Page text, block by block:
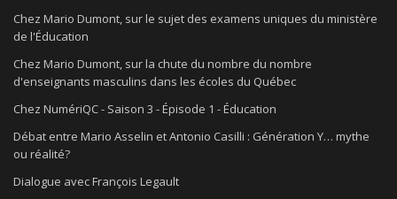
Chez Mario Dumont, sur le sujet des examens uniques du ministère
de l'Éducation
Chez Mario Dumont, sur la chute du nombre du nombre
d'enseignants masculins dans les écoles du Québec
Chez NumériQC - Saison 3 - Épisode 1 - Éducation
Débat entre Mario Asselin et Antonio Casilli : Génération Y… mythe
ou réalité?
Dialogue avec François Legault